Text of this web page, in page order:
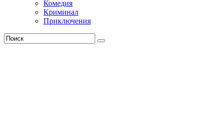
Комедия
Криминал
Приключения